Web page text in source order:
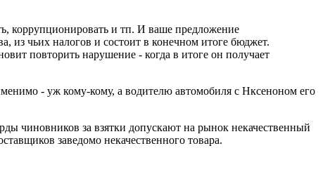
коррупционировать и тп. И ваше предложение
из чьих налогов и состоит в конечном итоге бюджет.
повторить нарушение - когда в итоге он получает
- уж кому-кому, а водителю автомобиля с Нксеноном его
чиновников за взятки допускают на рынок некачественный
заведомо некачественного товара.